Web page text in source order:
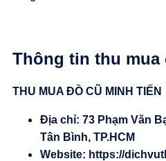
Thông tin thu mua
THU MUA ĐỒ CŨ MINH TIẾN
Địa chỉ: 73 Phạm Văn
Tân Bình, TP.HCM
Website: https://